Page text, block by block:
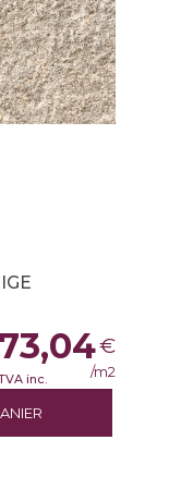
73,04€
inc. /m2